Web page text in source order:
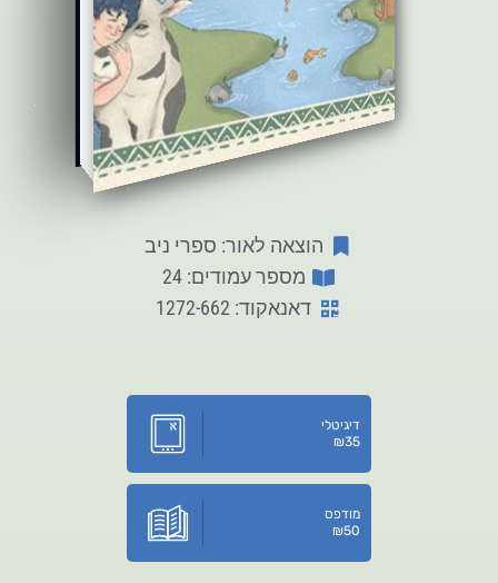
הוצאה לאור: ספרי ניב
מספר עמודים: 24
דאנאקוד: 1272-662
דיגיטלי
₪35
מודפס
₪50